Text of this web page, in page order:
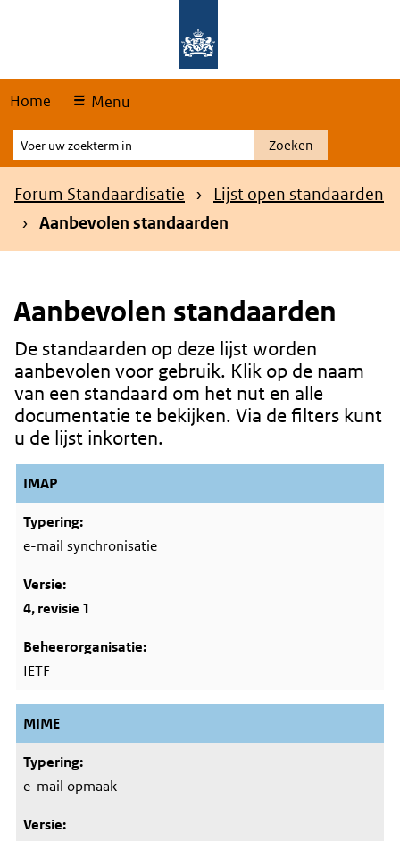
Home Menu
Voer
uw
zoekterm
Zoeken
Kruimelpad
Forum Standaardisatie
Lijst open standaarden
Aanbevolen standaarden
Aanbevolen standaarden
Content
De standaarden op deze lijst worden
aanbevolen voor gebruik. Klik op de naam
van een standaard om het nut en alle
documentatie te bekijken. Via de filters kunt
u de lijst inkorten.
IMAP
e-mail synchronisatie
4, revisie 1
IETF
MIME
e-mail opmaak